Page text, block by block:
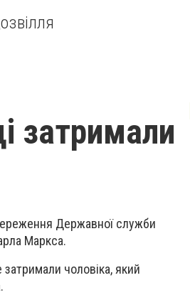
затримали
Державної служби
Маркса.
чоловіка, який